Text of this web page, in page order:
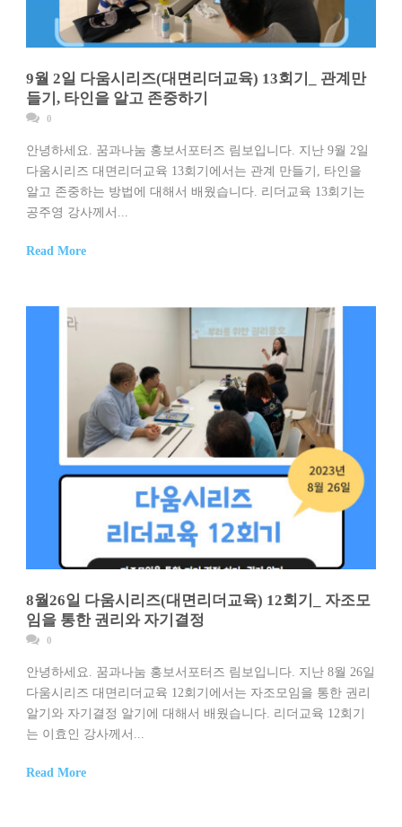
9월 2일 다움시리즈(대면리더교육) 13회기_ 관계만
들기, 타인을 알고 존중하기
0
안녕하세요. 꿈과나눔 홍보서포터즈 림보입니다. 지난 9월 2일
다움시리즈 대면리더교육 13회기에서는 관계 만들기, 타인을
알고 존중하는 방법에 대해서 배웠습니다. 리더교육 13회기는
공주영 강사께서...
Read More
8월26일 다움시리즈(대면리더교육) 12회기_ 자조모
임을 통한 권리와 자기결정
0
안녕하세요. 꿈과나눔 홍보서포터즈 림보입니다. 지난 8월 26일
다움시리즈 대면리더교육 12회기에서는 자조모임을 통한 권리
알기와 자기결정 알기에 대해서 배웠습니다. 리더교육 12회기
는 이효인 강사께서...
Read More